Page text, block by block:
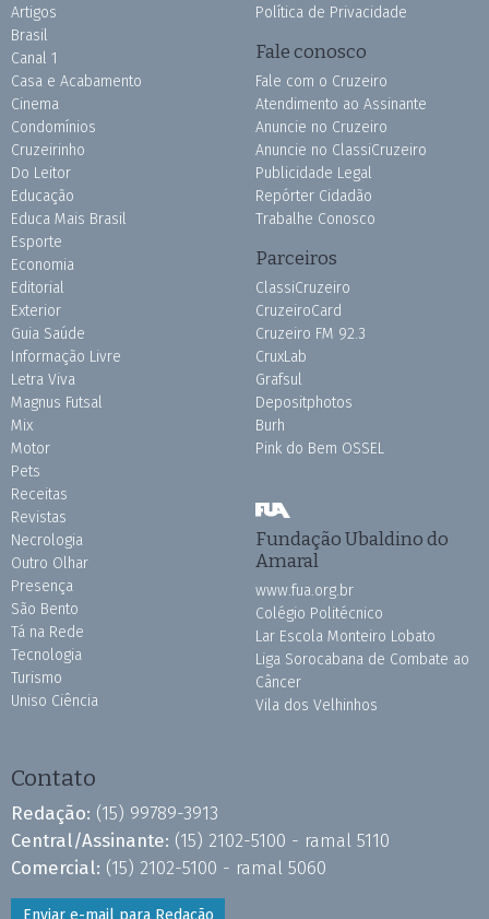
Artigos
Brasil
Canal 1
Casa e Acabamento
Cinema
Condomínios
Cruzeirinho
Do Leitor
Educação
Educa Mais Brasil
Esporte
Economia
Editorial
Exterior
Guia Saúde
Informação Livre
Letra Viva
Magnus Futsal
Mix
Motor
Pets
Receitas
Revistas
Necrologia
Outro Olhar
Presença
São Bento
Tá na Rede
Tecnologia
Turismo
Uniso Ciência
Política de Privacidade
Fale conosco
Fale com o Cruzeiro
Atendimento ao Assinante
Anuncie no Cruzeiro
Anuncie no ClassiCruzeiro
Publicidade Legal
Repórter Cidadão
Trabalhe Conosco
Parceiros
ClassiCruzeiro
CruzeiroCard
Cruzeiro FM 92.3
CruxLab
Grafsul
Depositphotos
Burh
Pink do Bem OSSEL
Fundação Ubaldino do
Amaral
www.fua.org.br
Colégio Politécnico
Lar Escola Monteiro Lobato
Liga Sorocabana de Combate ao
Câncer
Vila dos Velhinhos
Contato
Redação: (15) 99789-3913
Central/Assinante: (15) 2102-5100 - ramal 5110
Comercial: (15) 2102-5100 - ramal 5060
Enviar e-mail para Redação